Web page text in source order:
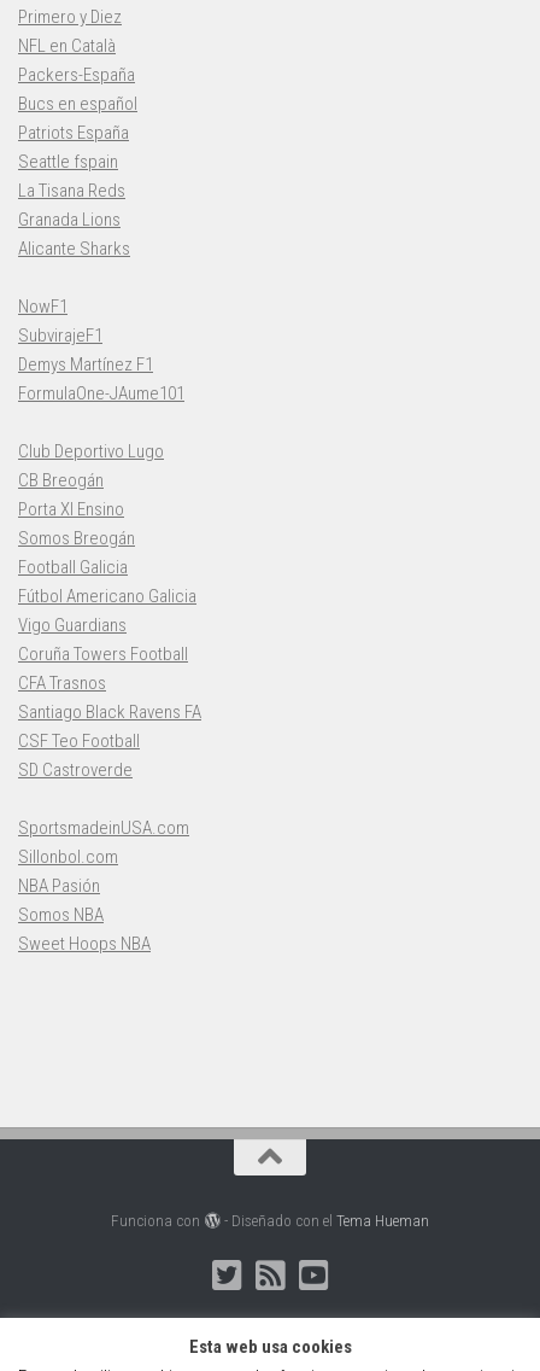
Primero y Diez
NFL en Català
Packers-España
Bucs en español
Patriots España
Seattle fspain
La Tisana Reds
Granada Lions
Alicante Sharks
NowF1
SubvirajeF1
Demys Martínez F1
FormulaOne-JAume101
Club Deportivo Lugo
CB Breogán
Porta XI Ensino
Somos Breogán
Football Galicia
Fútbol Americano Galicia
Vigo Guardians
Coruña Towers Football
CFA Trasnos
Santiago Black Ravens FA
CSF Teo Football
SD Castroverde
SportsmadeinUSA.com
Sillonbol.com
NBA Pasión
Somos NBA
Sweet Hoops NBA
Funciona con - Diseñado con el Tema Hueman
Esta web usa cookies